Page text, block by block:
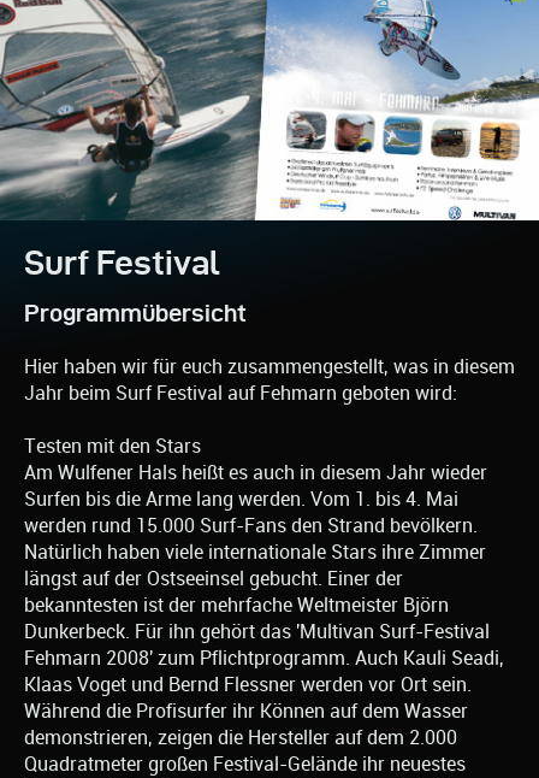
Surf Festival
Programmübersicht
Hier haben wir für euch zusammengestellt, was in diesem
Jahr beim Surf Festival auf Fehmarn geboten wird:
Testen mit den Stars
Am Wulfener Hals heißt es auch in diesem Jahr wieder
Surfen bis die Arme lang werden. Vom 1. bis 4. Mai
werden rund 15.000 Surf-Fans den Strand bevölkern.
Natürlich haben viele internationale Stars ihre Zimmer
längst auf der Ostseeinsel gebucht. Einer der
bekanntesten ist der mehrfache Weltmeister Björn
Dunkerbeck. Für ihn gehört das 'Multivan Surf-Festival
Fehmarn 2008' zum Pflichtprogramm. Auch Kauli Seadi,
Klaas Voget und Bernd Flessner werden vor Ort sein.
Während die Profisurfer ihr Können auf dem Wasser
demonstrieren, zeigen die Hersteller auf dem 2.000
Quadratmeter großen Festival-Gelände ihr neuestes